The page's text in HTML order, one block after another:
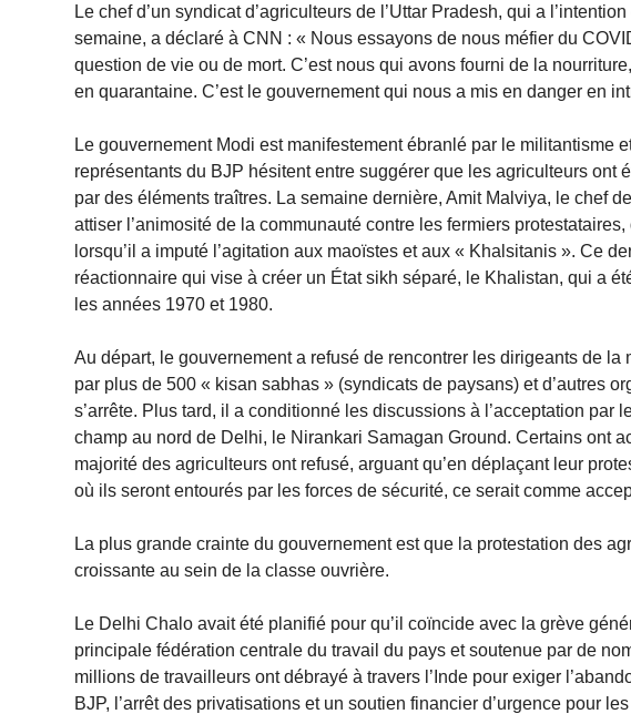
Le chef d’un syndicat d’agriculteurs de l’Uttar Pradesh, qui a
semaine, a déclaré à CNN : « Nous essayons de nous méfier du
question de vie ou de mort. C’est nous qui avons fourni de la
en quarantaine. C’est le gouvernement qui nous a mis en danger en
Le gouvernement Modi est manifestement ébranlé par le militantisme
représentants du BJP hésitent entre suggérer que les agriculteurs ont
par des éléments traîtres. La semaine dernière, Amit Malviya, le chef
attiser l’animosité de la communauté contre les fermiers
lorsqu’il a imputé l’agitation aux maoïstes et aux « Khalsitanis ». Ce
réactionnaire qui vise à créer un État sikh séparé, le Khalistan, qui a
les années 1970 et 1980.
Au départ, le gouvernement a refusé de rencontrer les dirigeants de
par plus de 500 « kisan sabhas » (syndicats de paysans) et d’autres
s’arrête. Plus tard, il a conditionné les discussions à l’acceptation par
champ au nord de Delhi, le Nirankari Samagan Ground. Certains ont
majorité des agriculteurs ont refusé, arguant qu’en déplaçant leur
où ils seront entourés par les forces de sécurité, ce serait comme
La plus grande crainte du gouvernement est que la protestation des
croissante au sein de la classe ouvrière.
Le Delhi Chalo avait été planifié pour qu’il coïncide avec la grève
principale fédération centrale du travail du pays et soutenue par de
millions de travailleurs ont débrayé à travers l’Inde pour exiger
BJP, l’arrêt des privatisations et un soutien financier d’urgence pour